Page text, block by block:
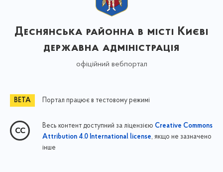
Деснянська районна в місті Києві
державна адміністрація
офіційний вебпортал
Портал працює в тестовому режимі
Весь контент доступний за ліцензією Creative Commons
Attribution 4.0 International license, якщо не зазначено
інше